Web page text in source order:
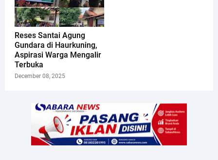
Reses Santai Agung
Gundara di Haurkuning,
Aspirasi Warga Mengalir
Terbuka
December 08, 2025